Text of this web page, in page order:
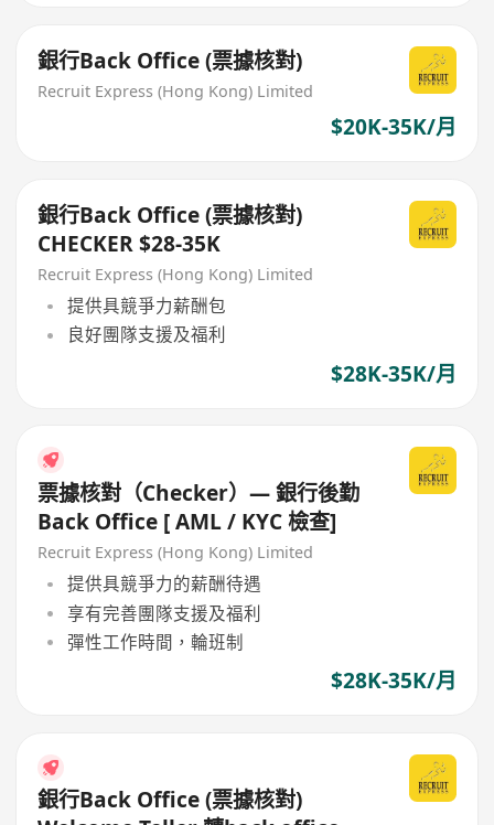
銀行Back Office (票據核對)
Recruit Express (Hong Kong) Limited
$20K-35K/月
銀行Back Office (票據核對)
CHECKER $28-35K
Recruit Express (Hong Kong) Limited
提供具競爭力薪酬包
良好團隊支援及福利
$28K-35K/月
票據核對（Checker）— 銀行後勤
Back Office [ AML / KYC 檢查]
Recruit Express (Hong Kong) Limited
提供具競爭力的薪酬待遇
享有完善團隊支援及福利
彈性工作時間，輪班制
$28K-35K/月
銀行Back Office (票據核對)